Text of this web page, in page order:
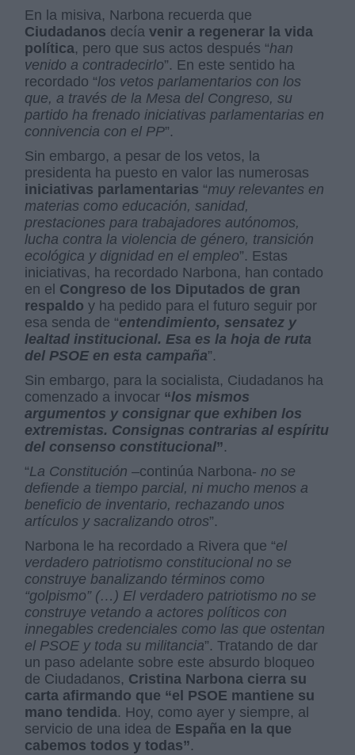
En la misiva, Narbona recuerda que
Ciudadanos decíavenir a regenerar la vida
política, pero que sus actos después “han
venido a contradecirlo”. En este sentido ha
recordado “los vetos parlamentarios con los
que, a través de la Mesa del Congreso, su
partido ha frenado iniciativas parlamentarias en
connivencia con el PP”.
Sin embargo, a pesar de los vetos, la
presidenta ha puesto en valor las numerosas
iniciativas parlamentarias “muy relevantes en
materias como educación, sanidad,
prestaciones para trabajadores autónomos,
lucha contra la violencia de género, transición
ecológica y dignidad en el empleo”. Estas
iniciativas, ha recordado Narbona, han contado
en el Congreso de los Diputados de gran
respaldo y ha pedido para el futuro seguir por
esa senda de “entendimiento, sensatez y
lealtad institucional. Esa es la hoja de ruta
del PSOE en esta campaña”.
Sin embargo, para la socialista, Ciudadanos ha
comenzado a invocar “los mismos
argumentos y consignar que exhiben los
extremistas. Consignas contrarias al espíritu
del consenso constitucional”.
“La Constitución –continúa Narbona-no se
defiende a tiempo parcial, ni mucho menos a
beneficio de inventario, rechazando unos
artículos y sacralizando otros”.
Narbona le ha recordado a Rivera que “el
verdadero patriotismo constitucional no se
construye banalizando términos como
“golpismo” (…) El verdadero patriotismo no se
construye vetando a actores políticos con
innegables credenciales como las que ostentan
el PSOE y toda su militancia”. Tratando de dar
un paso adelante sobre este absurdo bloqueo
de Ciudadanos, Cristina Narbona cierra su
carta afirmando que “el PSOE mantiene su
mano tendida. Hoy, como ayer y siempre, al
servicio de una idea de España en la que
cabemos todos y todas”.